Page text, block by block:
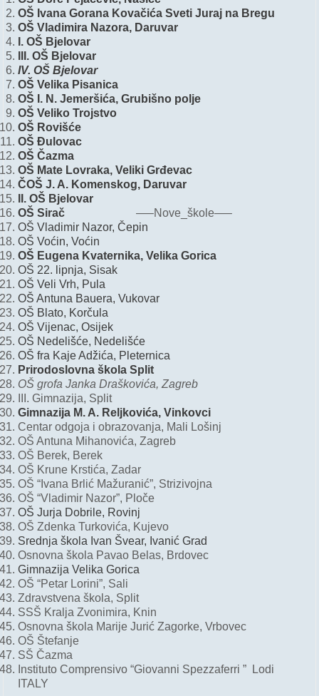
OŠ Ivana Gorana Kovačića Sveti Juraj na Bregu
OŠ Vladimira Nazora, Daruvar
I. OŠ Bjelovar
III. OŠ Bjelovar
IV. OŠ Bjelovar
OŠ Velika Pisanica
OŠ I. N. Jemeršića, Grubišno polje
OŠ Veliko Trojstvo
OŠ Rovišće
OŠ Đulovac
OŠ Čazma
OŠ Mate Lovraka, Veliki Grđevac
ČOŠ J. A. Komenskog, Daruvar
II. OŠ Bjelovar
OŠ Sirač —–Nove_škole—–
OŠ Vladimir Nazor, Čepin
OŠ Voćin, Voćin
OŠ Eugena Kvaternika, Velika Gorica
OŠ 22. lipnja, Sisak
OŠ Veli Vrh, Pula
OŠ Antuna Bauera, Vukovar
OŠ Blato, Korčula
OŠ Vijenac, Osijek
OŠ Nedelišće, Nedelišće
OŠ fra Kaje Adžića, Pleternica
Prirodoslovna škola Split
OŠ grofa Janka Draškovića, Zagreb
III. Gimnazija, Split
Gimnazija M. A. Reljkovića, Vinkovci
Centar odgoja i obrazovanja, Mali Lošinj
OŠ Antuna Mihanovića, Zagreb
OŠ Berek, Berek
OŠ Krune Krstića, Zadar
OŠ “Ivana Brlić Mažuranić”, Strizivojna
OŠ “Vladimir Nazor”, Ploče
OŠ Jurja Dobrile, Rovinj
OŠ Zdenka Turkovića, Kujevo
Srednja škola Ivan Švear, Ivanić Grad
Osnovna škola Pavao Belas, Brdovec
Gimnazija Velika Gorica
OŠ “Petar Lorini”, Sali
Zdravstvena škola, Split
SSŠ Kralja Zvonimira, Knin
Osnovna škola Marije Jurić Zagorke, Vrbovec
OŠ Štefanje
SŠ Čazma
Instituto Comprensivo “Giovanni Spezzaferri ” Lodi
ITALY